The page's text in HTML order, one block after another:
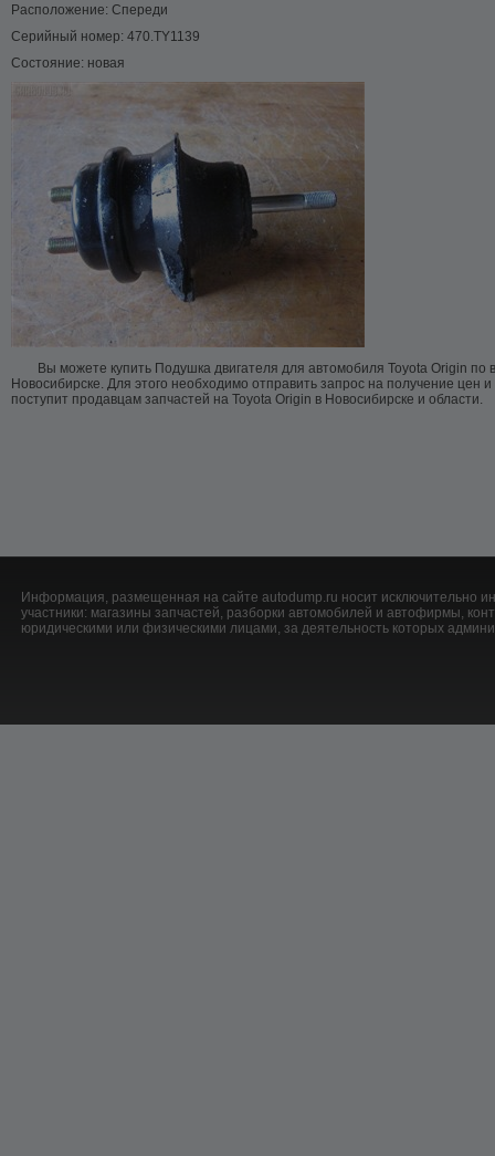
Расположение: Спереди
Серийный номер: 470.TY1139
Состояние: новая
Вы можете купить Подушка двигателя для автомобиля Toyota Origin по
Новосибирске. Для этого необходимо отправить запрос на получение цен
поступит продавцам запчастей на Toyota Origin в Новосибирске и области.
Информация, размещенная на сайте autodump.ru носит исключительно
участники: магазины запчастей, разборки автомобилей и автофирмы,
юридическими или физическими лицами, за деятельность которых